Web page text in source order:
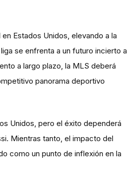
Estados Unidos, elevando a la
se enfrenta a un futuro incierto a
a largo plazo, la MLS deberá
panorama deportivo
Unidos, pero el éxito dependerá
Mientras tanto, el impacto del
como un punto de inflexión en la